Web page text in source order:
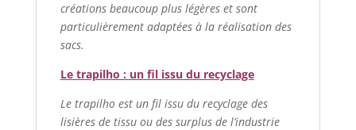
créations beaucoup plus légères et sont
particulièrement adaptées à la réalisation des
sacs.
Le trapilho : un fil issu du recyclage
Le trapilho est un fil issu du recyclage des
lisières de tissu ou des surplus de l’industrie